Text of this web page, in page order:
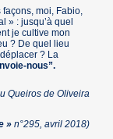
moi, Fabio,
» : jusqu’à quel
je cultive mon
? De quel lieu
? La
nous”.
Queiros de Oliveira
»n°295, avril 2018)